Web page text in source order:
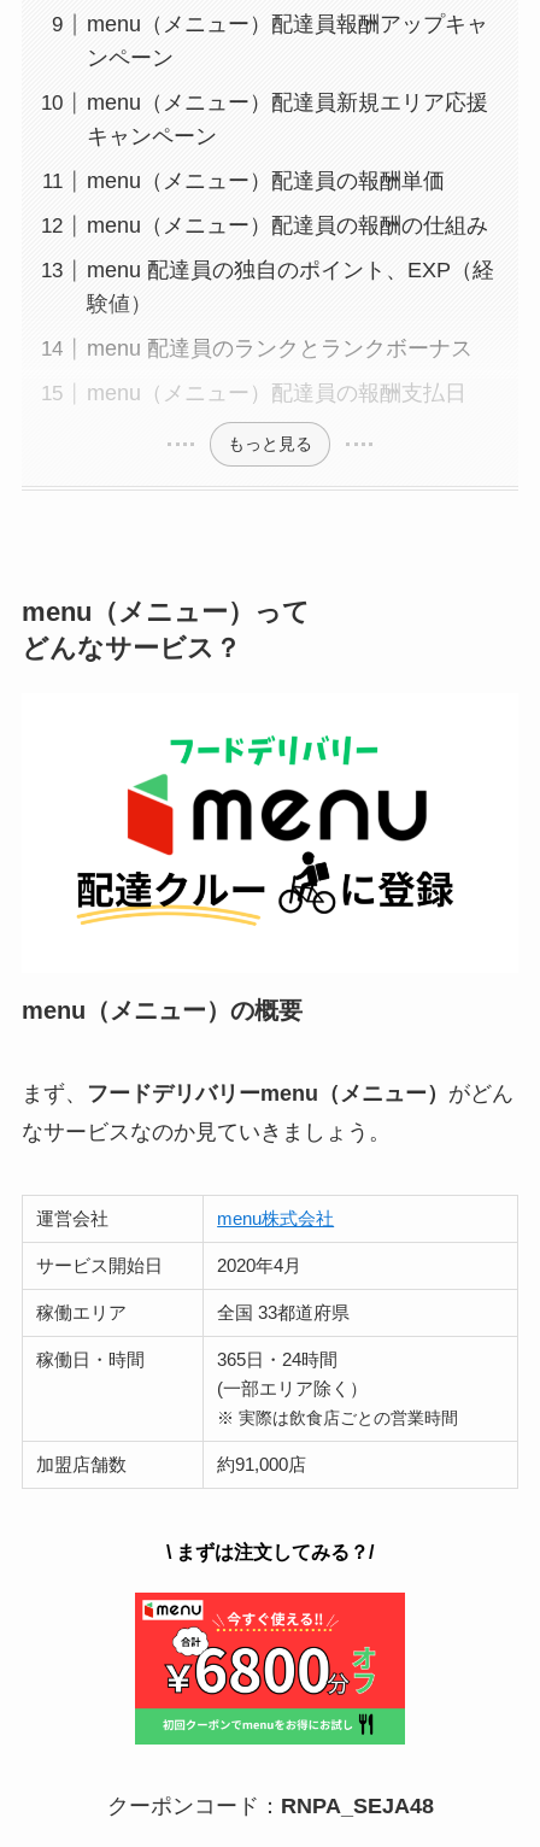
menu（メニュー）配達員報酬アップキャ
ンペーン
menu（メニュー）配達員新規エリア応援
キャンペーン
menu（メニュー）配達員の報酬単価
menu（メニュー）配達員の報酬の仕組み
menu 配達員の独自のポイント、EXP（経
験値）
menu 配達員のランクとランクボーナス
menu（メニュー）配達員の報酬支払日
もっと見る
menu（メニュー）って
どんなサービス？
menu（メニュー）の概要
まず、 フードデリバリーmenu（メニュー） がどん
なサービスなのか見ていきましょう。
運営会社 menu株式会社
サービス開始日 2020年4月
稼働エリア 全国 33都道府県
稼働日・時間
365日・24時間
(一部エリア除く）
※ 実際は飲食店ごとの営業時間
加盟店舗数 約91,000店
\ まずは注文してみる？/
クーポンコード： RNPA_SEJA48